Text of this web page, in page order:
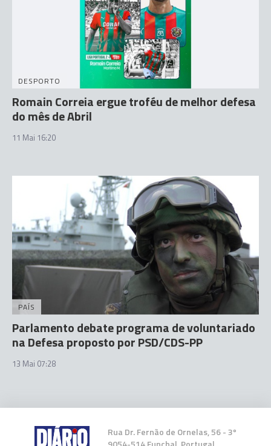
DESPORTO
Romain Correia ergue troféu de melhor defesa
do mês de Abril
11 Mai 16:20
PAÍS
Parlamento debate programa de voluntariado
na Defesa proposto por PSD/CDS-PP
13 Mai 07:28
Rua Dr. Fernão de Ornelas, 56 - 3º